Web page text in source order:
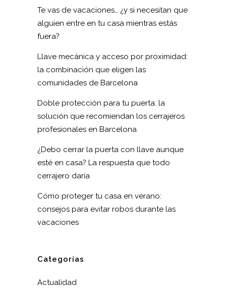
Te vas de vacaciones… ¿y si necesitan que
alguien entre en tu casa mientras estás
fuera?
Llave mecánica y acceso por proximidad:
la combinación que eligen las
comunidades de Barcelona
Doble protección para tu puerta: la
solución que recomiendan los cerrajeros
profesionales en Barcelona
¿Debo cerrar la puerta con llave aunque
esté en casa? La respuesta que todo
cerrajero daría
Cómo proteger tu casa en verano:
consejos para evitar robos durante las
vacaciones
Categorías
Actualidad